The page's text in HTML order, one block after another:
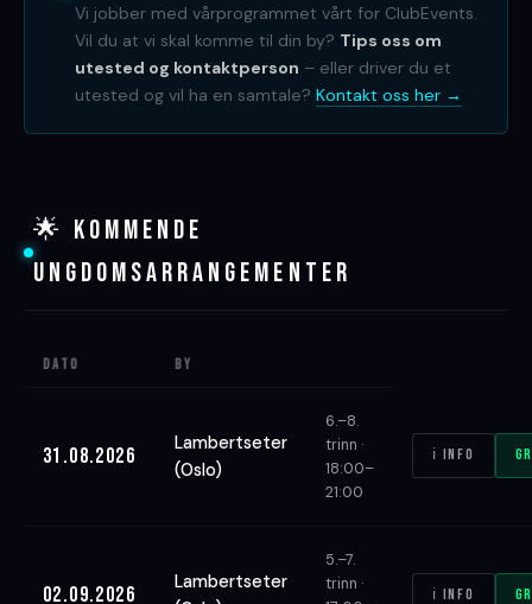
Vi jobber med vårprogrammet vårt for ClubEvents.
Vil du at vi skal komme til din by? Tips oss om
utested og kontaktperson – eller driver du et
utested og vil ha en samtale? Kontakt oss her →
🌟 KOMMENDE
UNGDOMSARRANGEMENTER
Dato By
31.08.2026
Lambertseter
(Oslo)
6.–8.
trinn ·
18:00–
21:00
ℹ Info
02.09.2026
Lambertseter
5.–7.
trinn ·
ℹ Info